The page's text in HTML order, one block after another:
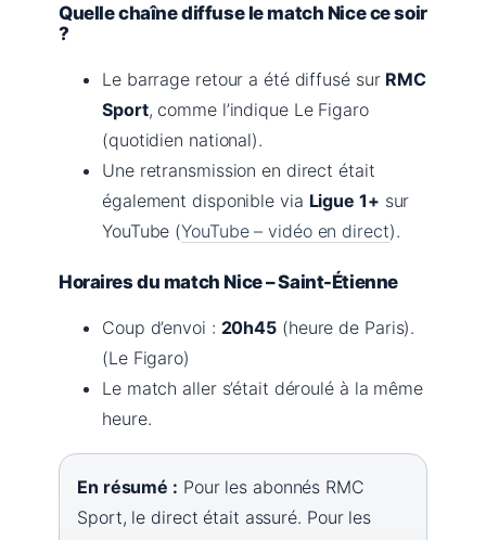
Quelle chaîne diffuse le match Nice ce soir
?
Le barrage retour a été diffusé sur RMC
Sport, comme l’indique Le Figaro
(quotidien national).
Une retransmission en direct était
également disponible via Ligue 1+ sur
YouTube (YouTube – vidéo en direct).
Horaires du match Nice – Saint-Étienne
Coup d’envoi : 20h45 (heure de Paris).
(Le Figaro)
Le match aller s’était déroulé à la même
heure.
En résumé : Pour les abonnés RMC
Sport, le direct était assuré. Pour les